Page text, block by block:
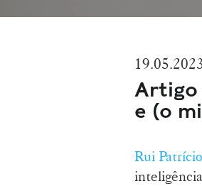
Artigo
e (o
Rui Patrício